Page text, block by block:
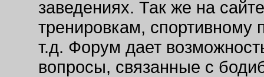
заведениях. Так же на
тренировкам, спортивному
т.д. Форум дает
вопросы, связанные с